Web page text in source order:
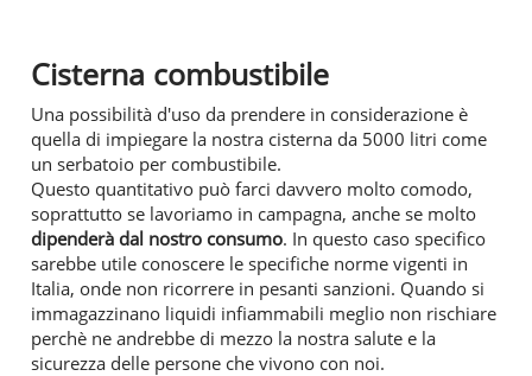
Cisterna combustibile
Una possibilità d'uso da prendere in considerazione è
quella di impiegare la nostra cisterna da 5000 litri come
un serbatoio per combustibile.
Questo quantitativo può farci davvero molto comodo,
soprattutto se lavoriamo in campagna, anche se molto
dipenderà dal nostro consumo. In questo caso specifico
sarebbe utile conoscere le specifiche norme vigenti in
Italia, onde non ricorrere in pesanti sanzioni. Quando si
immagazzinano liquidi infiammabili meglio non rischiare
perchè ne andrebbe di mezzo la nostra salute e la
sicurezza delle persone che vivono con noi.